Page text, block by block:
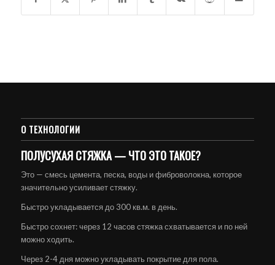
О ТЕХНОЛОГИИ
ПОЛУСУХАЯ СТЯЖКА — ЧТО ЭТО ТАКОЕ?
Это — смесь цемента, песка, воды и фиброволокна, которое
значительно усиливает стяжку.
Быстро укладывается до 300 кв.м. в день.
Быстро сохнет: через 12 часов стяжка схватывается и по ней
можно ходить.
Через 2-4 дня можно укладывать покрытие для пола.